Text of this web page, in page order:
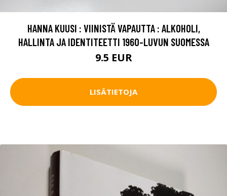
HANNA KUUSI : VIINISTÄ VAPAUTTA : ALKOHOLI,
HALLINTA JA IDENTITEETTI 1960-LUVUN SUOMESSA
9.5 EUR
LISÄTIETOJA